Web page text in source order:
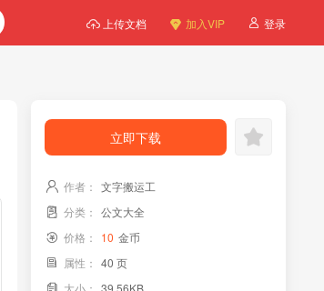
上传文档 加入VIP 登录
立即下载
作者： 文字搬运工
分类： 公文大全
价格：
10 金币
属性： 40 页
大小： 39.56KB